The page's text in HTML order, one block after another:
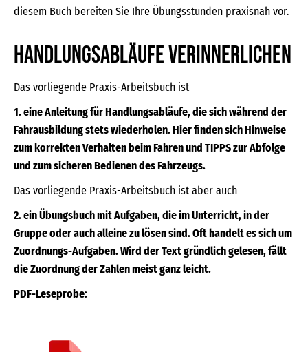
diesem Buch bereiten Sie Ihre Übungsstunden praxisnah vor.
Handlungsabläufe verinnerlichen
Das vorliegende Praxis-Arbeitsbuch ist
1. eine Anleitung für Handlungsabläufe, die sich während der
Fahrausbildung stets wiederholen. Hier finden sich Hinweise
zum korrekten Verhalten beim Fahren und TIPPS zur Abfolge
und zum sicheren Bedienen des Fahrzeugs.
Das vorliegende Praxis-Arbeitsbuch ist aber auch
2. ein Übungsbuch mit Aufgaben, die im Unterricht, in der
Gruppe oder auch alleine zu lösen sind. Oft handelt es sich um
Zuordnungs-Aufgaben. Wird der Text gründlich gelesen, fällt
die Zuordnung der Zahlen meist ganz leicht.
PDF-Leseprobe: